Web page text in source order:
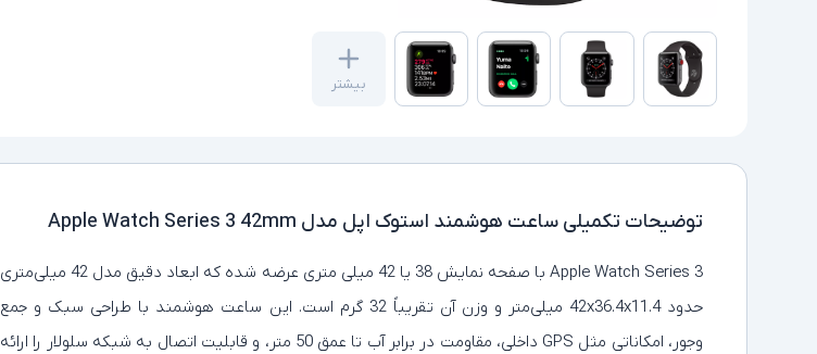
بیشتر
توضیحات تکمیلی ساعت هوشمند استوک اپل مدل Apple Watch Series 3 42mm
Apple Watch Series 3 با صفحه‌ نمایش 38 یا 42 میلی‌ متری عرضه شده که ابعاد دقیق مدل 42 میلی‌متری
حدود 42x36.4x11.4 میلی‌متر و وزن آن تقریباً 32 گرم است. این ساعت هوشمند با طراحی سبک و جمع‌
وجور، امکاناتی مثل GPS داخلی، مقاومت در برابر آب تا عمق 50 متر، و قابلیت اتصال به شبکه سلولار را ارائه